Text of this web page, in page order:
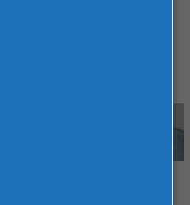
Pinhais -